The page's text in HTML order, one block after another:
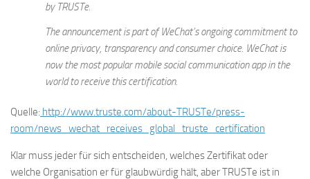
by TRUSTe.
The announcement is part of WeChat’s ongoing commitment to
online privacy, transparency and consumer choice. WeChat is
now the most popular mobile social communication app in the
world to receive this certification.
Quelle: http://www.truste.com/about-TRUSTe/press-
room/news_wechat_receives_global_truste_certification
Klar muss jeder für sich entscheiden, welches Zertifikat oder
welche Organisation er für glaubwürdig hält, aber TRUSTe ist in